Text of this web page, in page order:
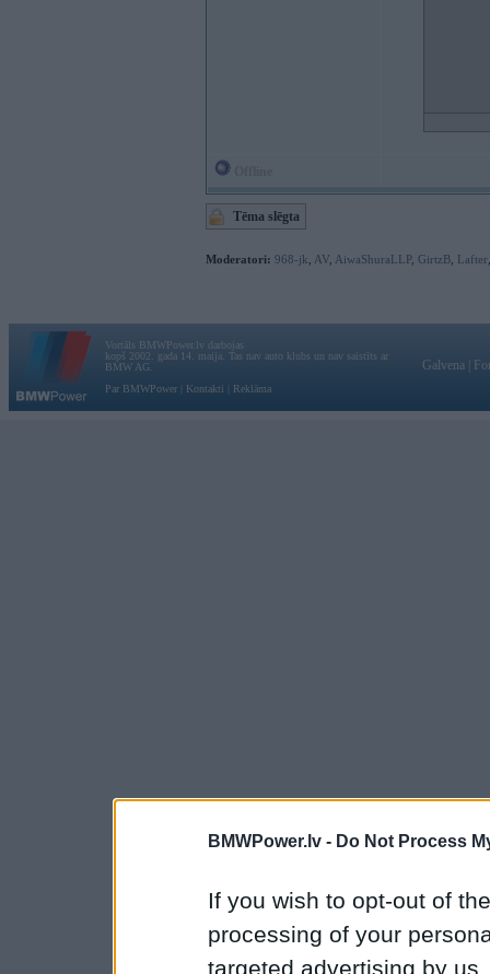
BMWPower.lv - Do Not Process
If you wish to opt-out of
processing of your
targeted advertising by
Tēma slēgta
Moderatori: 968-jk AV AiwaShuraLLP, GirtzB Lafter
Vortāls BMWPower.lv darbojas
kopš 2002. gada 14. maija. Tas nav auto klubs un nav saistīts ar
BMW AG.
Par BMWPower
Kontakti Reklāma
Galvena